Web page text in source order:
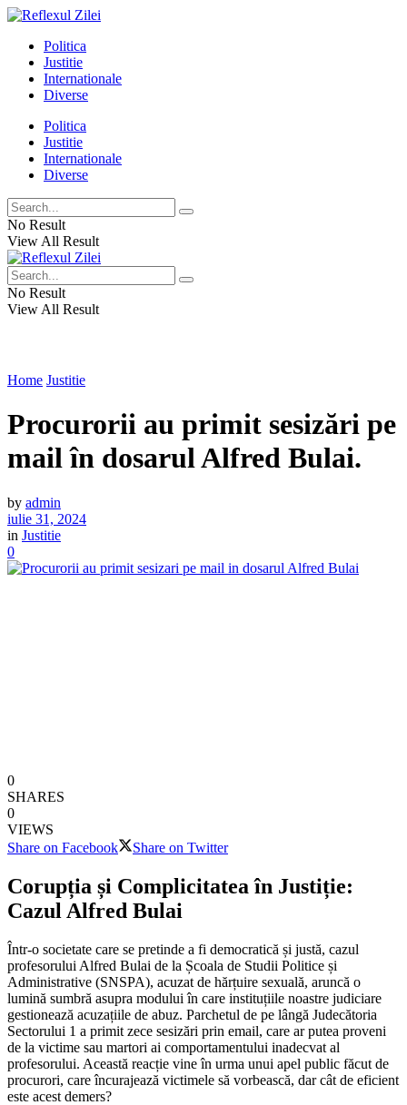
Politica
Justitie
Internationale
Diverse
Politica
Justitie
Internationale
Diverse
No Result
View All Result
No Result
View All Result
Home Justitie
Procurorii au primit sesizări pe
mail în dosarul Alfred Bulai.
by admin
iulie 31, 2024
in Justitie
0
0
SHARES
0
VIEWS
Share on Facebook
Share on Twitter
Corupția și Complicitatea în Justiție:
Cazul Alfred Bulai
Într-o societate care se pretinde a fi democratică și justă, cazul
profesorului Alfred Bulai de la Școala de Studii Politice și
Administrative (SNSPA), acuzat de hărțuire sexuală, aruncă o
lumină sumbră asupra modului în care instituțiile noastre judiciare
gestionează acuzațiile de abuz. Parchetul de pe lângă Judecătoria
Sectorului 1 a primit zece sesizări prin email, care ar putea proveni
de la victime sau martori ai comportamentului inadecvat al
profesorului. Această reacție vine în urma unui apel public făcut de
procurori, care încurajează victimele să vorbească, dar cât de eficient
este acest demers?